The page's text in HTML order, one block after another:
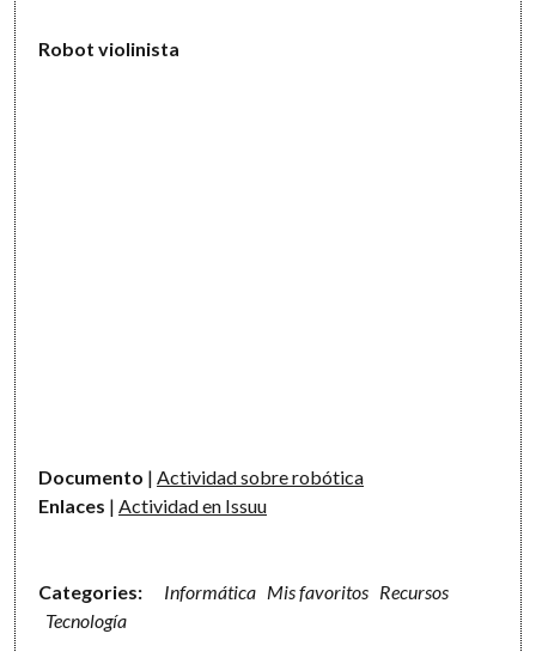
Robot violinista
Documento | Actividad sobre robótica
Enlaces | Actividad en Issuu
Categories: Informática Mis favoritos Recursos
Tecnología